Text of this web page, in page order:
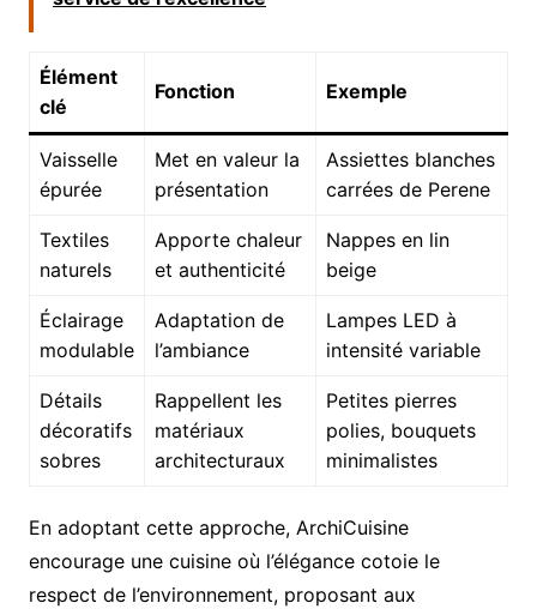
Élément
clé
Fonction Exemple
Vaisselle
épurée
Met en valeur la
présentation
Assiettes blanches
carrées de Perene
Textiles
naturels
Apporte chaleur
et authenticité
Nappes en lin
beige
Éclairage
modulable
Adaptation de
l’ambiance
Lampes LED à
intensité variable
Détails
décoratifs
sobres
Rappellent les
matériaux
architecturaux
Petites pierres
polies, bouquets
minimalistes
En adoptant cette approche, ArchiCuisine
encourage une cuisine où l’élégance cotoie le
respect de l’environnement, proposant aux